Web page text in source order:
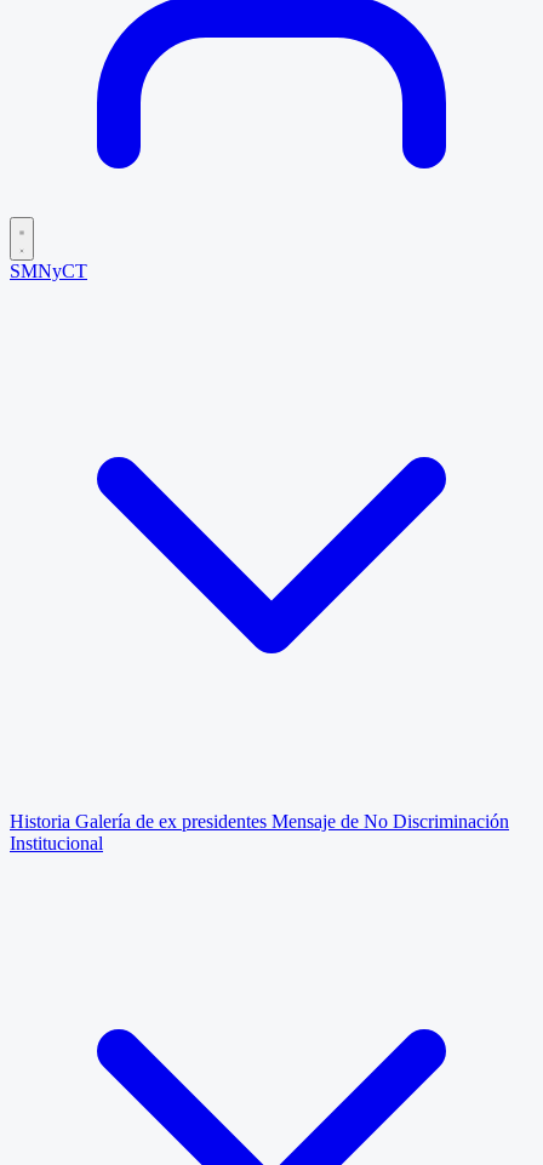
SMNyCT
Historia Galería de ex presidentes Mensaje de No Discriminación
Institucional